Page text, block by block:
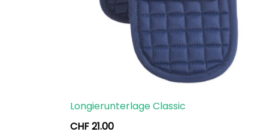
Longierunterlage Classic
CHF21.00